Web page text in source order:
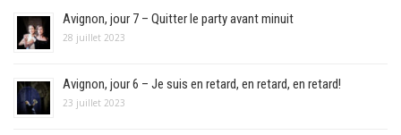
Avignon, jour 7 – Quitter le party avant minuit
28 juillet 2023
Avignon, jour 6 – Je suis en retard, en retard, en retard!
23 juillet 2023